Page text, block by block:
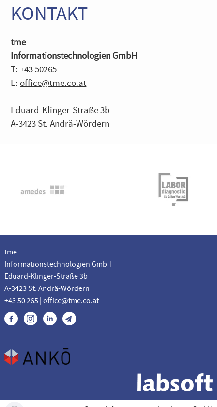
KONTAKT
tme
Informationstechnologien GmbH
T: +43 50265
E: office@tme.co.at
Eduard-Klinger-Straße 3b
A-3423 St. Andrä-Wördern
tme
Informationstechnologien GmbH
Eduard-Klinger-Straße 3b
A-3423 St. Andrä-Wördern
+43 50 265 | office@tme.co.at